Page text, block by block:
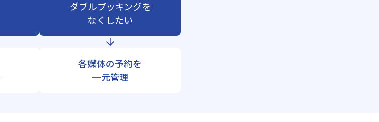
ダブルブッキングを
なくしたい
各媒体の予約を
一元管理